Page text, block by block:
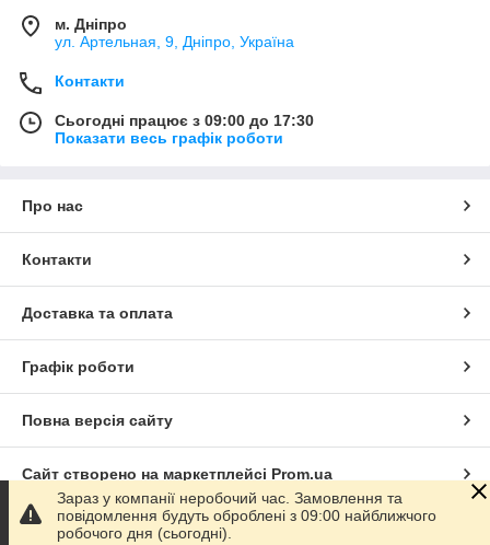
м. Дніпро
ул. Артельная, 9, Дніпро, Україна
Контакти
Сьогодні працює з 09:00 до 17:30
Показати весь графік роботи
Про нас
Контакти
Доставка та оплата
Графік роботи
Повна версія сайту
Сайт створено на маркетплейсі Prom.ua
Політика конфіденційності
Зараз у компанії неробочий час. Замовлення та
повідомлення будуть оброблені з 09:00 найближчого
робочого дня (сьогодні).